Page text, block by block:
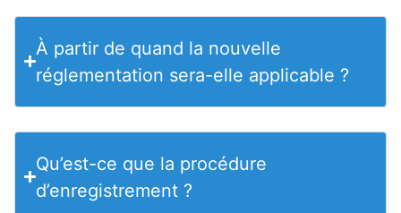
À partir de quand la nouvelle
réglementation sera-elle applicable ?
Qu’est-ce que la procédure
d’enregistrement ?